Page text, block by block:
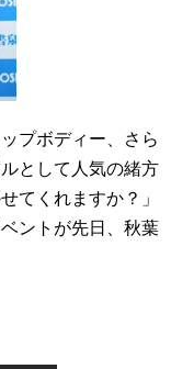
プボディー、さら
として人気の緒方
てくれますか？」
ントが先日、秋葉